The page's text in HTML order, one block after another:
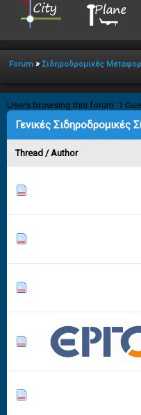
Forum » Σιδηροδρομικές
Users browsing this forum: 1
Γενικές Σιδηροδρομικές
Thread /Author
0 Vote(s) -
12 Vote(s)
0 Vote(s) -
0 Vote(s) -
0 Vote(s) -